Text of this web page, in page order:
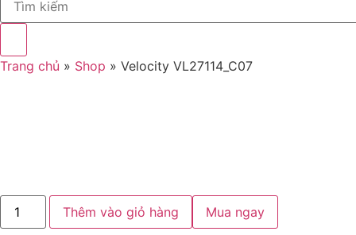
Trang chủ » Shop » Velocity VL27114_C07
Velocity
VL27114_C07
số
Thêm vào giỏ hàng Mua ngay